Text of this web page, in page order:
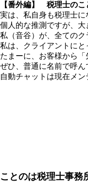
【番外編】 税理士のこ
実は、私自身も税理士に
個人的な推測ですが、
私（音谷）が、全ての
私は、クライアントに
たまーに、お客様から
ぜひ、普通に名前で呼ん
自動チャットは現在メ
ことのは税理士事務